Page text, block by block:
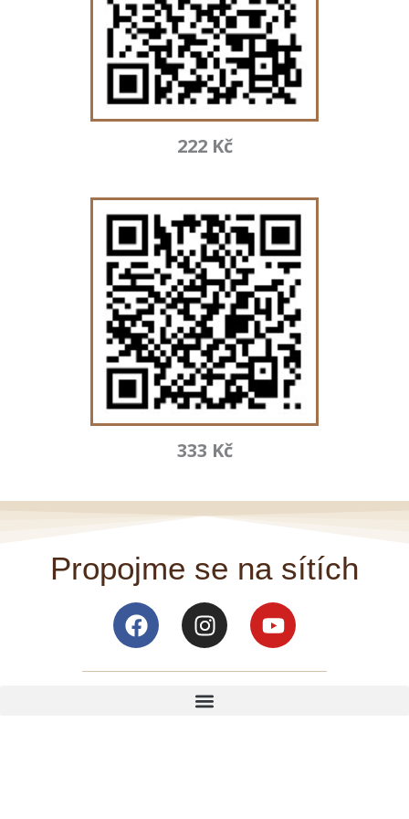
222 Kč
333 Kč
Propojme se na sítích
FacebookInstagramYoutube